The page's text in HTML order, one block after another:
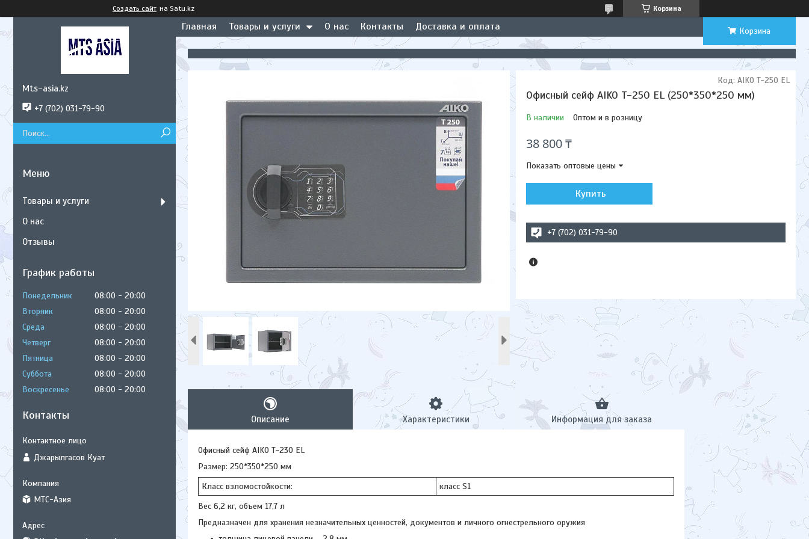
Создать сайт на Satu.kz Корзина
Главная Товары и услуги О нас Контакты Доставка и оплата Корзина
Офисный сейф AIKO T-250 EL (250*350*250 мм)
В наличии Оптом и в розницу
Код: AIKO T-250 EL
38 800 ₸
Показать оптовые цены
Купить
+7 (702) 031-79-90
Описание Характеристики Информация для заказа
Офисный сейф AIKO T-230 EL
Размер: 250*350*250 мм
Класс взломостойкости:
класс S1
Вес 6,2 кг, объем 17,7 л
Предназначен для хранения незначительных ценностей, документов и личного огнестрельного оружия
Mts-asia.kz
+7 (702) 031-79-90
Товары и услуги
О нас
Отзывы
График работы
Понедельник 08:00
20:00
Вторник
08:00
20:00
Среда
08:00
20:00
Четверг
08:00
20:00
Пятница
08:00
20:00
Суббота
08:00
20:00
Воскресенье
08:00 20:00
Контакты
Джарылгасов Куат
МТС-Азия